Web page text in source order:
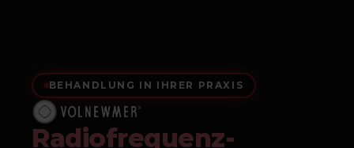
BEHANDLUNG IN IHRER PRAXIS
Radiofrequenz-